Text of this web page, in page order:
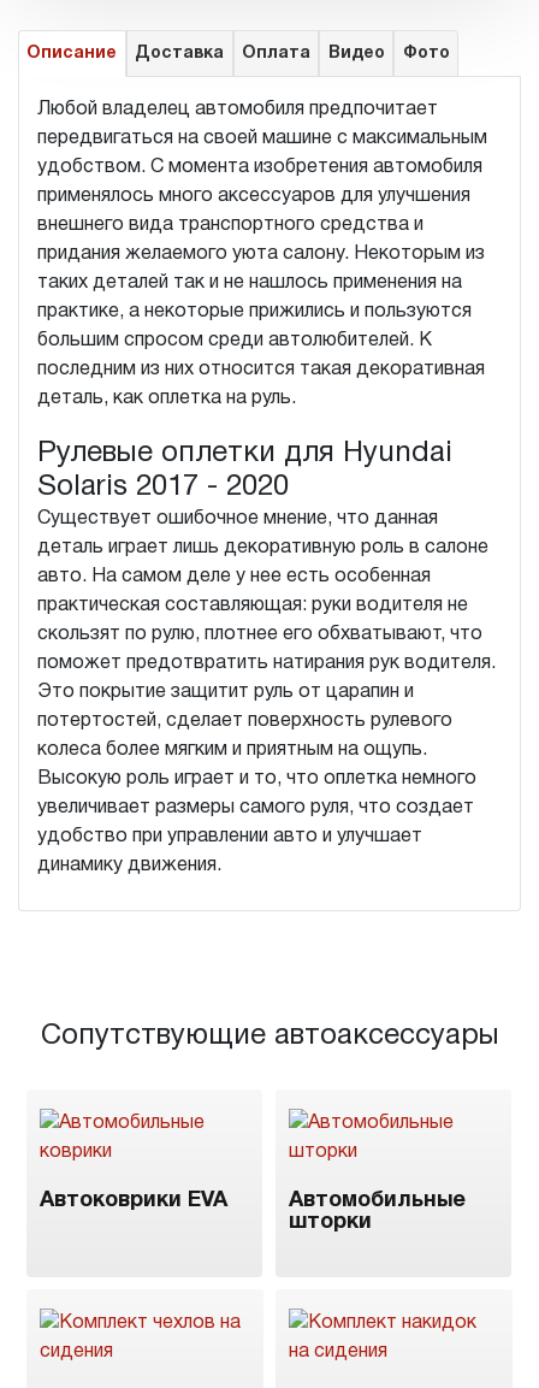
Описание Доставка Оплата Видео Фото
Любой владелец автомобиля предпочитает
передвигаться на своей машине с максимальным
удобством. С момента изобретения автомобиля
применялось много аксессуаров для улучшения
внешнего вида транспортного средства и
придания желаемого уюта салону. Некоторым из
таких деталей так и не нашлось применения на
практике, а некоторые прижились и пользуются
большим спросом среди автолюбителей. К
последним из них относится такая декоративная
деталь, как оплетка на руль.
Рулевые оплетки для Hyundai
Solaris 2017 - 2020
Существует ошибочное мнение, что данная
деталь играет лишь декоративную роль в салоне
авто. На самом деле у нее есть особенная
практическая составляющая: руки водителя не
скользят по рулю, плотнее его обхватывают, что
поможет предотвратить натирания рук водителя.
Это покрытие защитит руль от царапин и
потертостей, сделает поверхность рулевого
колеса более мягким и приятным на ощупь.
Высокую роль играет и то, что оплетка немного
увеличивает размеры самого руля, что создает
удобство при управлении авто и улучшает
динамику движения.
Сопутствующие автоаксессуары
Автоковрики EVA
Автомобильные
шторки